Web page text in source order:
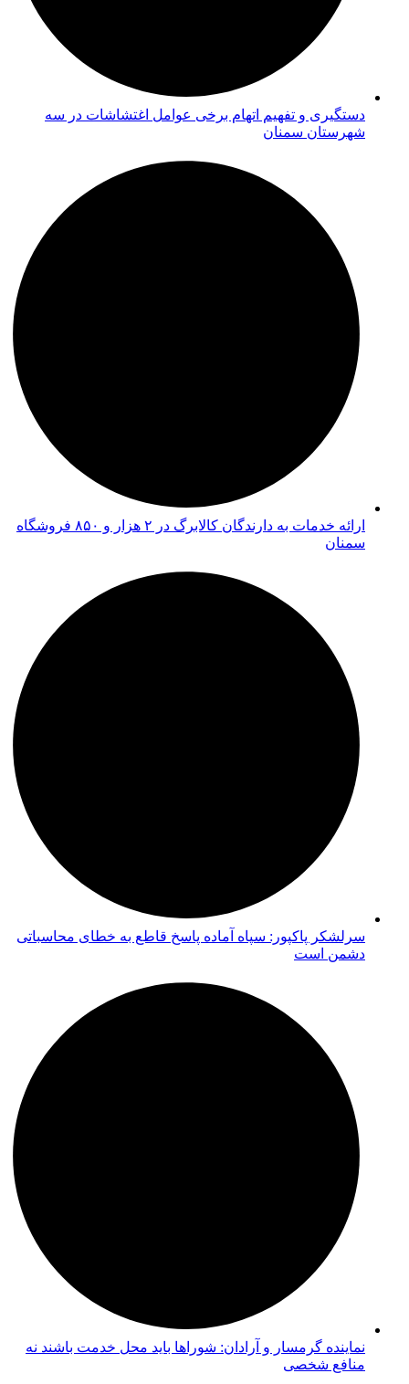
دستگیری و تفهیم اتهام برخی عوامل اغتشاشات در سه
شهرستان سمنان
ارائه خدمات به دارندگان کالابرگ در ۲ هزار و ۸۵۰ فروشگاه
سمنان
سرلشکر پاکپور: سپاه آماده پاسخ قاطع به خطای محاسباتی
دشمن است
نماینده گرمسار و آرادان: شوراها باید محل خدمت باشند نه
منافع شخصی